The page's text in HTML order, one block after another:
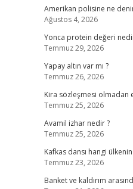
Amerikan polisine ne
Ağustos 4, 2026
Yonca protein değeri
Temmuz 29, 2026
Yapay altın var mı ?
Temmuz 26, 2026
Kira sözleşmesi olmadan
Temmuz 25, 2026
Avamil izhar nedir ?
Temmuz 25, 2026
Kafkas dansı hangi ülkenin
Temmuz 23, 2026
Banket ve kaldırım